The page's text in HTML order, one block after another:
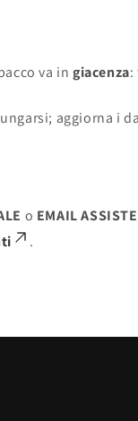
va in giacenza:
aggiorna i
o EMAIL
.